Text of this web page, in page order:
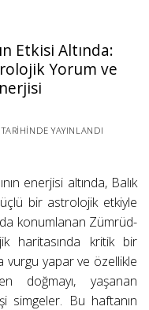
Etkisi Altında:
Yorum ve
TARIHINDE YAYINLANDI
enerjisi altında, Balık
bir astrolojik etkiyle
konumlanan Zümrüd-
haritasında kritik bir
vurgu yapar ve özellikle
doğmayı, yaşanan
simgeler. Bu haftanın